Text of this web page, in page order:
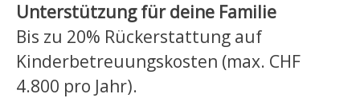
Unterstützung für deine Familie
Bis zu 20% Rückerstattung auf
Kinderbetreuungskosten (max. CHF
4.800 pro Jahr).